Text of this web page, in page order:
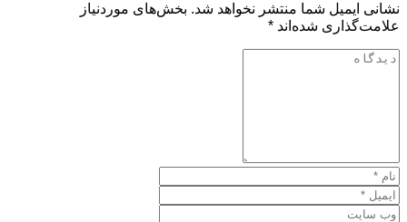
نشانی ایمیل شما منتشر نخواهد شد. بخش‌های موردنیاز
علامت‌گذاری شده‌اند *